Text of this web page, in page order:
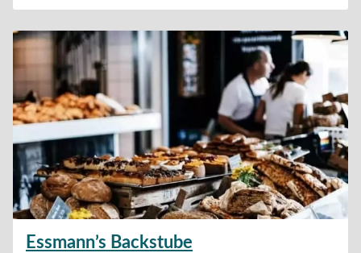
Essmann’s Backstube